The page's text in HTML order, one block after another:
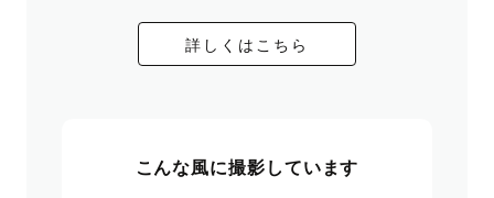
詳しくはこちら
こんな風に撮影しています